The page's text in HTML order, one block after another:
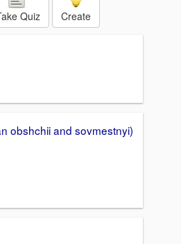
Quiz Create
obshchii and sovmestnyi)